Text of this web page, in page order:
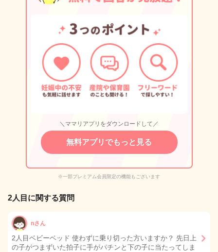
＼ママリアプリをダウンロードして／
無料アプリでもっと見る
※一部プレミアム会員限定の機能もございます
2人目に関する質問
nさん
2人目ベビーベッド 使わずに乗り切った方いますか？ 先日上
の子がつまずいた拍子に手がパチンと下の子に当たってしま